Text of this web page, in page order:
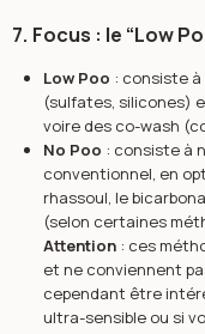
7. Focus : le “Low
Low Poo : consiste
(sulfates, silicones)
voire des co-wash
No Poo : consiste à
conventionnel, en
rhassoul, le
(selon certaines
Attention: ces
et ne conviennent
cependant être
ultra-sensible ou si